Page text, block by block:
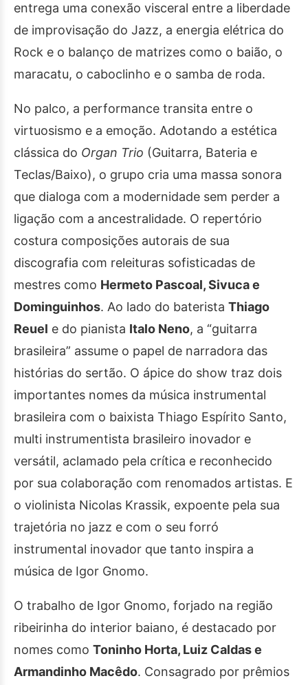
entrega uma conexão visceral entre a liberdade
de improvisação do Jazz, a energia elétrica do
Rock e o balanço de matrizes como o baião, o
maracatu, o caboclinho e o samba de roda.
No palco, a performance transita entre o
virtuosismo e a emoção. Adotando a estética
clássica do Organ Trio (Guitarra, Bateria e
Teclas/Baixo), o grupo cria uma massa sonora
que dialoga com a modernidade sem perder a
ligação com a ancestralidade. O repertório
costura composições autorais de sua
discografia com releituras sofisticadas de
mestres como Hermeto Pascoal, Sivuca e
Dominguinhos. Ao lado do baterista Thiago
Reuel e do pianista Italo Neno, a “guitarra
brasileira” assume o papel de narradora das
histórias do sertão. O ápice do show traz dois
importantes nomes da música instrumental
brasileira com o baixista Thiago Espírito Santo,
multi instrumentista brasileiro inovador e
versátil, aclamado pela crítica e reconhecido
por sua colaboração com renomados artistas. E
o violinista Nicolas Krassik, expoente pela sua
trajetória no jazz e com o seu forró
instrumental inovador que tanto inspira a
música de Igor Gnomo.
O trabalho de Igor Gnomo, forjado na região
ribeirinha do interior baiano, é destacado por
nomes como Toninho Horta, Luiz Caldas e
Armandinho Macêdo. Consagrado por prêmios